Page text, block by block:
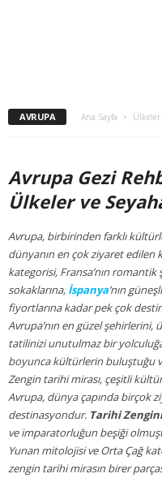
AVRUPA Ana Sayfa Ülkeler
Avrupa Gezi
Ülkeler ve
Avrupa, birbirinden farklı
dünyanın en çok ziyaret edilen
kategorisi, Fransa’nın
sokaklarına, İspanya’nın
fiyortlarına kadar pek çok
Avrupa’nın en güzel şehirlerini,
tatilinizi unutulmaz bir
boyunca kültürlerin buluştuğu
Zengin tarihi mirası, çeşitli
Avrupa, dünya çapında birçok
destinasyondur. Tarihi
ve imparatorluğun beşiği
Yunan mitolojisi ve Orta Çağ
zengin tarihi mirasın birer